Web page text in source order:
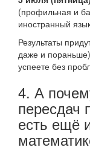
(профильная и
иностранный
Результаты
даже и
успеете без
4. А
есть ещё